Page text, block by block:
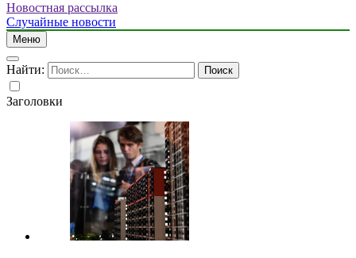
Новостная рассылка
Случайные новости
Меню
Найти:
Заголовки